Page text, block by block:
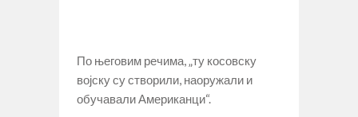
По његовим речима, „ту косовску
војску су створили, наоружали и
обучавали Американци“.